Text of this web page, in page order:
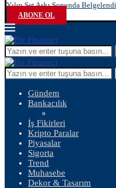
Yılın Set Aşkı Sonunda
ABONE OL
Gündem
Bankacılık
İş Fikirleri
Kripto Paralar
Piyasalar
Sigorta
Trend
Muhasebe
Dekor & Tasarım